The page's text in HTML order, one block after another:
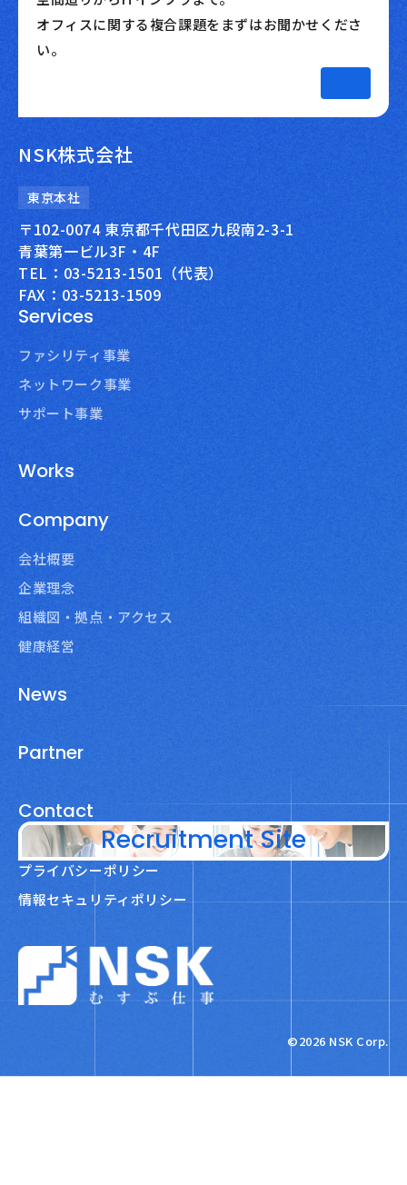
オフィスに関する複合課題をまずはお聞かせくださ
い。
NSK株式会社
東京本社
〒102-0074 東京都千代田区九段南2-3-1
青葉第一ビル3F・4F
TEL：03-5213-1501（代表）
FAX：03-5213-1509
Services
ファシリティ事業
ネットワーク事業
サポート事業
Works
Company
会社概要
企業理念
組織図・拠点・アクセス
健康経営
News
Partner
Contact
Recruitment Site
プライバシーポリシー
情報セキュリティポリシー
©2026 NSK Corp.